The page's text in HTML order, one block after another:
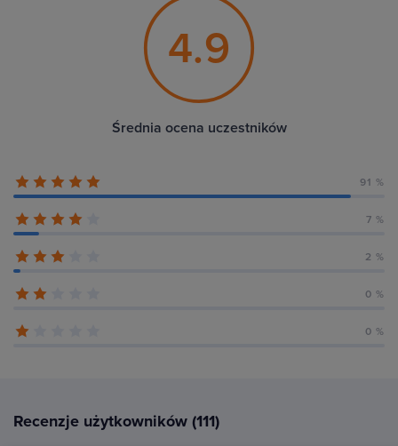
4.9
Średnia ocena uczestników
91 %
7 %
2 %
0 %
0 %
Recenzje użytkowników (111)